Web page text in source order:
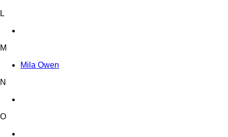
L
M
Mila Owen
N
O